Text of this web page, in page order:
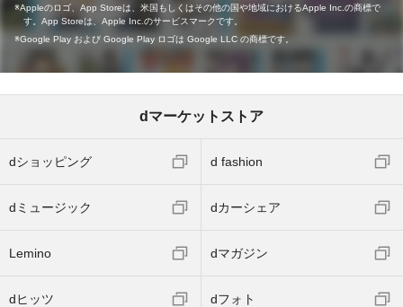
Appleのロゴ、App Storeは、米国もしくはその他の国や地域におけるApple Inc.の商標で
す。App Storeは、Apple Inc.のサービスマークです。
Google Play および Google Play ロゴは Google LLC の商標です。
dマーケットストア
dショッピング d fashion
dミュージック dカーシェア
Lemino dマガジン
dヒッツ dフォト